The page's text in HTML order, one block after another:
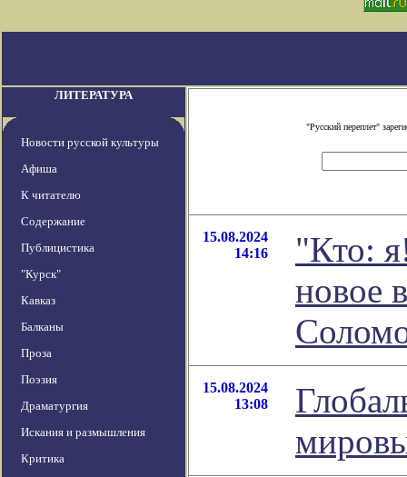
ЛИТЕРАТУРА
Новости русской культуры
Афиша
К читателю
Содержание
Публицистика
"Курск"
Кавказ
Балканы
Проза
Поэзия
Драматургия
Искания и размышления
Критика
"Русский переплет"
15.08.2024
14:16
"Кто:
новое
15.08.2024
13:08